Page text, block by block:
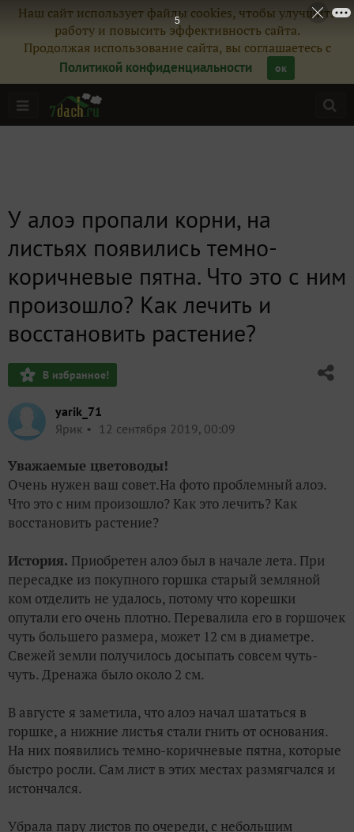
Наш сайт использует файлы cookies, чтобы улучшить
работу и повысить эффективность сайта.
Продолжая использование сайта, вы соглашаетесь с
Политикой конфиденциальности
ок
У алоэ пропали корни, на
листьях появились темно-
коричневые пятна. Что это с ним
произошло? Как лечить и
восстановить растение?
В избранное!
yarik_71
Ярик
12 сентября 2019, 00:09
Уважаемые цветоводы!
Очень нужен ваш совет.На фото проблемный алоэ.
Что это с ним произошло? Как это лечить? Как
восстановить растение?
История. Приобретен алоэ был в начале лета. При
пересадке из покупного горшка старый земляной
ком отделить не удалось, потому что корешки
опутали его очень плотно. Перевалила его в горшочек
чуть большего размера, может 12 см в диаметре.
Свежей земли получилось досыпать совсем чуть-
чуть. Дренажа было около 2 см.
В августе я заметила, что алоэ начал шататься в
горшке, а нижние листья стали гнить от основания.
На них появились темно-коричневые пятна, которые
быстро росли. Сам лист в этих местах размягчался и
истончался.
Убрала пару листов по очереди, с небольшим
4